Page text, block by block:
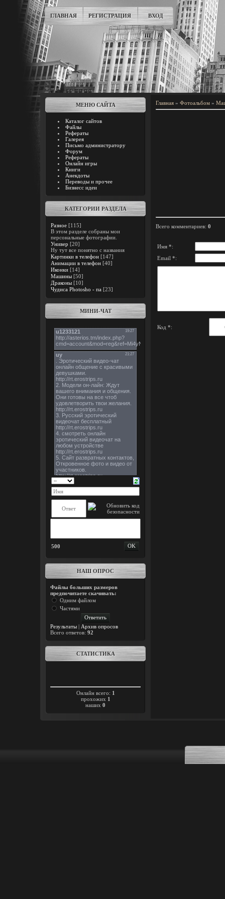
ГЛАВНАЯ РЕГИСТРАЦИЯ ВХОД
МЕНЮ САЙТА
Каталог сайтов
Файлы
Рефераты
Галерея
Письмо администратору
Форум
Рефераты
Онлайн игры
Книги
Анекдоты
Переводы и прочее
Бизнесс идеи
КАТЕГОРИИ РАЗДЕЛА
Разное [115]
В этом разделе собраны мои
персональные фотографии.
Универ [20]
Ну тут все понятно с названия
Картинки в телефон [147]
Анимации в телефон [40]
Иконки [14]
Машины [50]
Драконы [10]
Чудиса Photosho - па [23]
МИНИ-ЧАТ
500
НАШ ОПРОС
Файлы больших размеров
предпочитаете скачивать:
Одним файлом
Частями
Результаты | Архив опросов
Всего ответов: 92
СТАТИСТИКА
Онлайн всего: 1
прохожих 1
наших 0
Главная » Фотоальбом »
Всего комментариев: 0
Имя *:
Email *:
Код *: